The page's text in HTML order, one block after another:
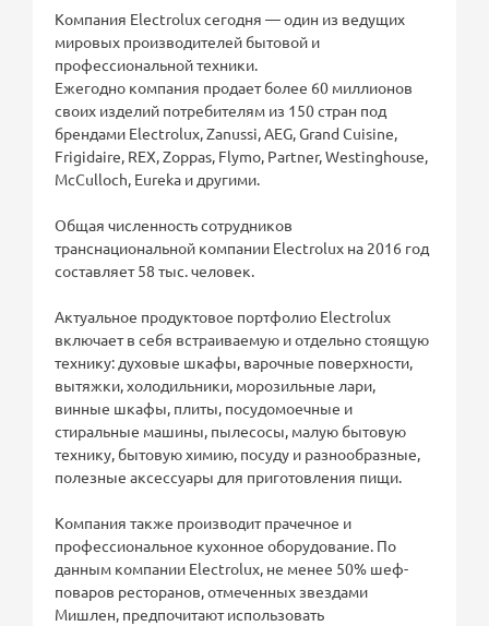
Компания Electrolux сегодня — один из ведущих
мировых производителей бытовой и
профессиональной техники.
Ежегодно компания продает более 60 миллионов
своих изделий потребителям из 150 стран под
брендами Electrolux, Zanussi, AEG, Grand Cuisine,
Frigidaire, REX, Zoppas, Flymo, Partner, Westinghouse,
McCulloch, Eureka и другими.
Общая численность сотрудников
транснациональной компании Electrolux на 2016 год
составляет 58 тыс. человек.
Актуальное продуктовое портфолио Electrolux
включает в себя встраиваемую и отдельно стоящую
технику: духовые шкафы, варочные поверхности,
вытяжки, холодильники, морозильные лари,
винные шкафы, плиты, посудомоечные и
стиральные машины, пылесосы, малую бытовую
технику, бытовую химию, посуду и разнообразные,
полезные аксессуары для приготовления пищи.
Компания также производит прачечное и
профессиональное кухонное оборудование. По
данным компании Electrolux, не менее 50% шеф-
поваров ресторанов, отмеченных звездами
Мишлен, предпочитают использовать